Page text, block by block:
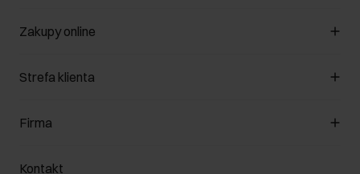
Zakupy online
Zarządzaj cookies
Formy płatności
Jak dokonać zwrotu?
Strefa klienta
Klub Klienta
Firma
O nas
Kontakt